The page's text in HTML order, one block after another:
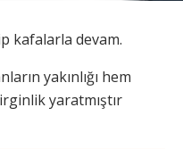
kafalarla devam.
yakınlığı hem
yaratmıştır